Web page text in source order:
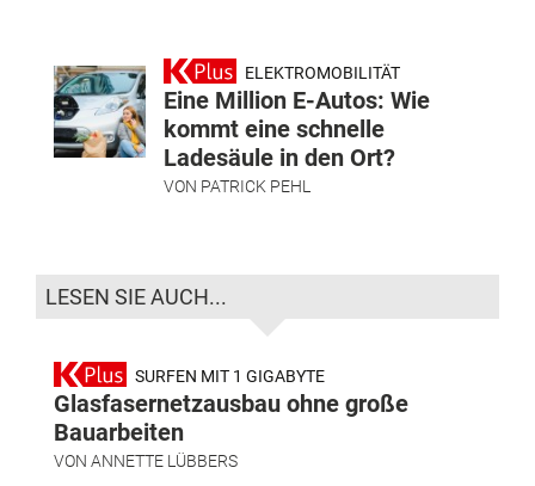
ELEKTROMOBILITÄT
Eine Million E-Autos: Wie
kommt eine schnelle
Ladesäule in den Ort?
VON PATRICK PEHL
LESEN SIE AUCH...
SURFEN MIT 1 GIGABYTE
Glasfasernetzausbau ohne große
Bauarbeiten
VON ANNETTE LÜBBERS